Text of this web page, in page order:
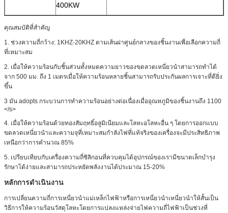
400KW
คุณสมบัติที่สำคัญ
1. ช่วงความถี่กว้าง: 1KHZ-20KHZ ตามเส้นผ่าศูนย์กลางของชิ้นงานเพื่อเลือกความถี่
ที่เหมาะสม
2. เมื่อให้ความร้อนกับชิ้นส่วนทั้งหมดความยาวของขดลวดเหนี่ยวนำสามารถทำได้
จาก 500 มม. ถึง 1 เมตรเมื่อให้ความร้อนหลายชิ้นสามารถรับประกันผลการเจาะที่ดียิ่ง
ขึ้น
3 มัน adopts กระบวนการทำความร้อนอย่างต่อเนื่องเมื่ออุณหภูมิของชิ้นงานถึง 1100
</s>
4. เมื่อให้ความร้อนด้วยทองสัมฤทธิ์อลูมิเนียมและโลหะอโลหะอื่น ๆ โดยการออกแบบ
ขดลวดเหนี่ยวนำและความจุที่เหมาะสมกำลังไฟที่แท้จริงของเครื่องจะมีประสิทธิภาพ
เหนือกว่าการคำนวณ 85%
5. เปรียบเทียบกับเครื่องความถี่ซิลิกอนที่ควบคุมได้อุปกรณ์ของเรามีขนาดเล็กบำรุง
รักษาได้ง่ายและสามารถประหยัดพลังงานได้ประมาณ 15-20%
หลักการดำเนินงาน
การเปลี่ยนความถี่การเหนี่ยวนำแม่เหล็กไฟฟ้าหรือการเหนี่ยวนำเหนี่ยวนำให้สั้นเป็น
วิธีการให้ความร้อนวัสดุโลหะโดยการแปลงแหล่งจ่ายไฟความถี่ไฟฟ้าเป็นช่วงที่